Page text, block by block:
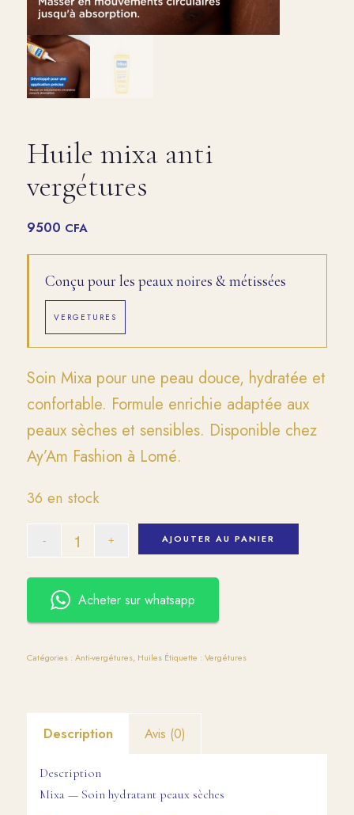
Huile mixa anti
vergétures
9500 CFA
Conçu pour les peaux noires & métissées
VERGETURES
Soin Mixa pour une peau douce, hydratée et
confortable. Formule enrichie adaptée aux
peaux sèches et sensibles. Disponible chez
Ay’Am Fashion à Lomé.
36 en stock
AJOUTER AU PANIER
Acheter sur whatsapp
Catégories : Anti-vergétures, Huiles Étiquette : Vergétures
Description Avis (0)
Description
Mixa — Soin hydratant peaux sèches